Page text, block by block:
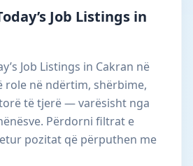
Job Listings in
Job Listings in Cakran në
role në ndërtim, shërbime,
të tjerë — varësisht nga
Përdorni filtrat e
pozitat që përputhen me